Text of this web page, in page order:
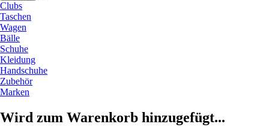
Clubs
Taschen
Wagen
Bälle
Schuhe
Kleidung
Handschuhe
Zubehör
Marken
Wird zum Warenkorb hinzugefügt...